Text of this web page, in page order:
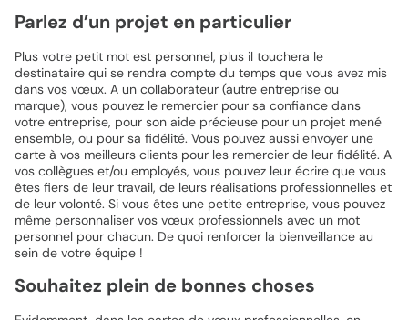
Parlez d’un projet en particulier
Plus votre petit mot est personnel, plus il touchera le
destinataire qui se rendra compte du temps que vous avez mis
dans vos vœux. A un collaborateur (autre entreprise ou
marque), vous pouvez le remercier pour sa confiance dans
votre entreprise, pour son aide précieuse pour un projet mené
ensemble, ou pour sa fidélité. Vous pouvez aussi envoyer une
carte à vos meilleurs clients pour les remercier de leur fidélité. A
vos collègues et/ou employés, vous pouvez leur écrire que vous
êtes fiers de leur travail, de leurs réalisations professionnelles et
de leur volonté. Si vous êtes une petite entreprise, vous pouvez
même personnaliser vos vœux professionnels avec un mot
personnel pour chacun. De quoi renforcer la bienveillance au
sein de votre équipe !
Souhaitez plein de bonnes choses